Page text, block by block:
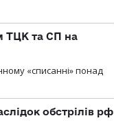
ТЦК та СП на
«списанні» понад
обстрілів рф